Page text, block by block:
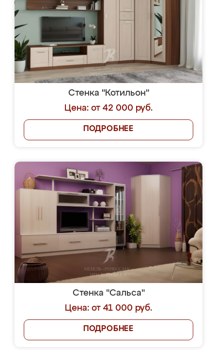
Стенка "Котильон"
Цена: от 42 000 руб.
ПОДРОБНЕЕ
Стенка "Сальса"
Цена: от 41 000 руб.
ПОДРОБНЕЕ